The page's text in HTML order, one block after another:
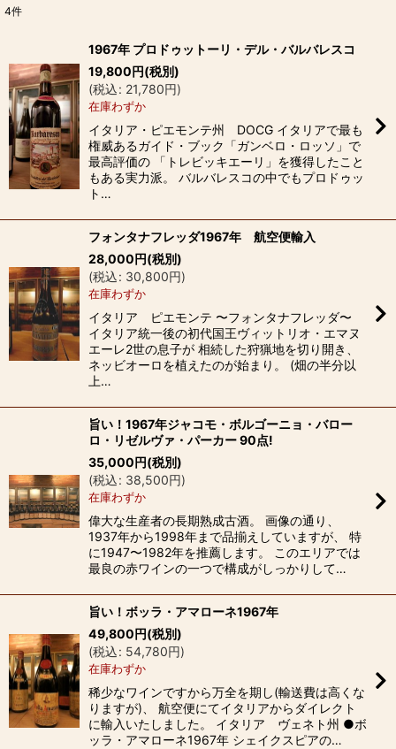
並び順:
絞り込む
4件
1967年 プロドゥットーリ・デル・バルバレスコ
19,800円(税別)
(税込: 21,780円)
在庫わずか
イタリア・ピエモンテ州 DOCG イタリアで最も
権威あるガイド・ブック「ガンベロ・ロッソ」で
最高評価の 「トレビッキエーリ」を獲得したこと
もある実力派。 バルバレスコの中でもプロドゥッ
ト…
フォンタナフレッダ1967年 航空便輸入
28,000円(税別)
(税込: 30,800円)
在庫わずか
イタリア ピエモンテ 〜フォンタナフレッダ〜
イタリア統一後の初代国王ヴィットリオ・エマヌ
エーレ2世の息子が 相続した狩猟地を切り開き、
ネッビオーロを植えたのが始まり。 (畑の半分以
上…
旨い！1967年ジャコモ・ボルゴーニョ・バロー
ロ・リゼルヴァ・パーカー 90点!
35,000円(税別)
(税込: 38,500円)
在庫わずか
偉大な生産者の長期熟成古酒。 画像の通り、
1937年から1998年まで品揃えしていますが、 特
に1947〜1982年を推薦します。 このエリアでは
最良の赤ワインの一つで構成がしっかりして…
旨い！ボッラ・アマローネ1967年
49,800円(税別)
(税込: 54,780円)
在庫わずか
稀少なワインですから万全を期し(輸送費は高くな
りますが)、 航空便にてイタリアからダイレクト
に輸入いたしました。 イタリア ヴェネト州 ●ボ
ッラ・アマローネ1967年 シェイクスピアの…